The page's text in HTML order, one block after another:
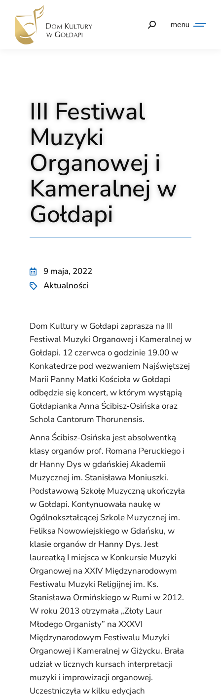
menu
III Festiwal
Muzyki
Organowej i
Kameralnej w
Gołdapi
9 maja, 2022
Aktualności
Dom Kultury w Gołdapi zaprasza na III
Festiwal Muzyki Organowej i Kameralnej w
Gołdapi. 12 czerwca o godzinie 19.00 w
Konkatedrze pod wezwaniem Najświętszej
Marii Panny Matki Kościoła w Gołdapi
odbędzie się koncert, w którym wystąpią
Gołdapianka Anna Ścibisz-Osińska oraz
Schola Cantorum Thorunensis.
Anna Ścibisz-Osińska jest absolwentką
klasy organów prof. Romana Peruckiego i
dr Hanny Dys w gdańskiej Akademii
Muzycznej im. Stanisława Moniuszki.
Podstawową Szkołę Muzyczną ukończyła
w Gołdapi. Kontynuowała naukę w
Ogólnokształcącej Szkole Muzycznej im.
Feliksa Nowowiejskiego w Gdańsku, w
klasie organów dr Hanny Dys. Jest
laureatką I miejsca w Konkursie Muzyki
Organowej na XXIV Międzynarodowym
Festiwalu Muzyki Religijnej im. Ks.
Stanisława Ormińskiego w Rumi w 2012.
W roku 2013 otrzymała „Złoty Laur
Młodego Organisty” na XXXVI
Międzynarodowym Festiwalu Muzyki
Organowej i Kameralnej w Giżycku. Brała
udział w licznych kursach interpretacji
muzyki i improwizacji organowej.
Uczestniczyła w kilku edycjach